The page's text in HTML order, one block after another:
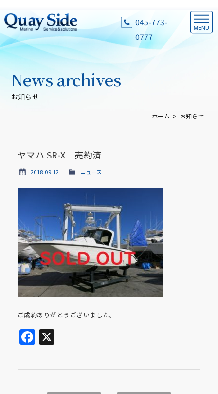
045-773-
0777
お知らせ
News archives
ホーム お知らせ
ヤマハ SR-X 売約済
2018.09.12 ニュース
ご成約ありがとうございました。
Facebook
X